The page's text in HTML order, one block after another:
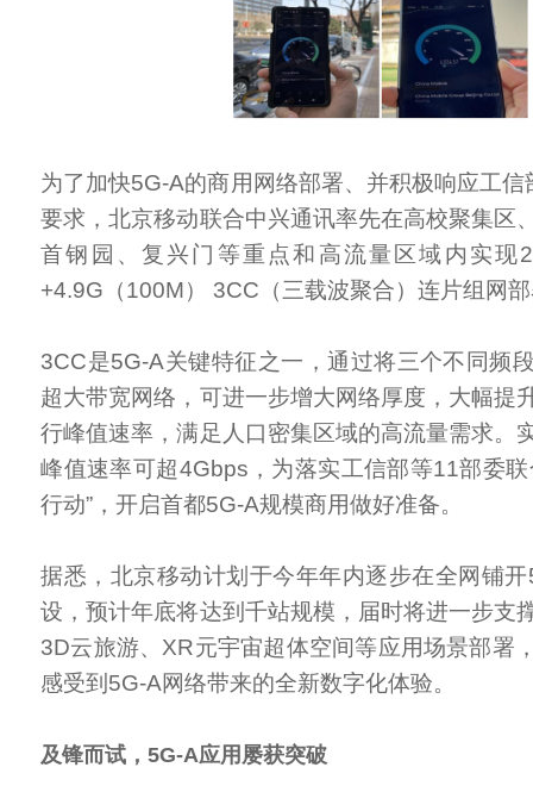
为了加快5G-A的商用网络部署、并积极响应工信
要求，北京移动联合中兴通讯率先在高校聚集区
首钢园、复兴门等重点和高流量区域内实现
+4.9G（100M） 3CC（三载波聚合）连片组网
3CC是5G-A关键特征之一，通过将三个不同频
超大带宽网络，可进一步增大网络厚度，大幅提
行峰值速率，满足人口密集区域的高流量需求。
峰值速率可超4Gbps，为落实工信部等11部委
行动”，开启首都5G-A规模商用做好准备。
据悉，北京移动计划于今年年内逐步在全网铺
设，预计年底将达到千站规模，届时将进一步支
3D云旅游、XR元宇宙超体空间等应用场景部署
感受到5G-A网络带来的全新数字化体验。
及锋而试，5G-A应用屡获突破